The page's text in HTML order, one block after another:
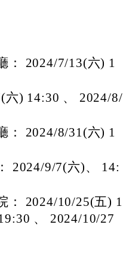
： 2024/7/13(六) 1
六) 14:30 、 2024/8/
： 2024/8/31(六) 1
2024/9/7(六)、 14:
： 2024/10/25(五) 1
、 2024/10/27